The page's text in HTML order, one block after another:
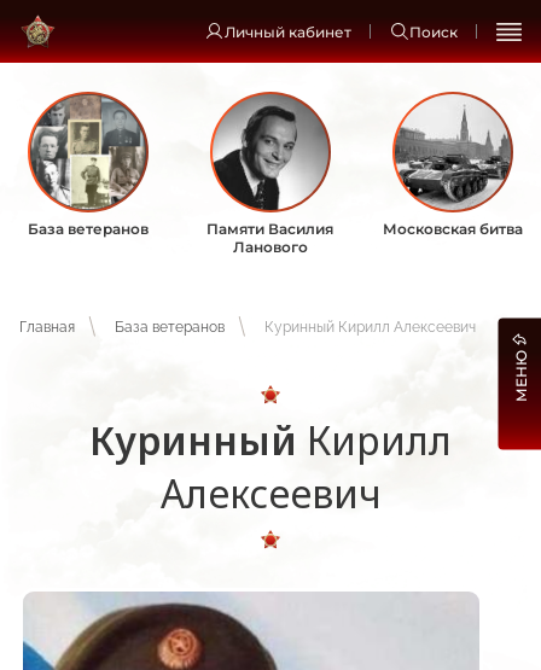
Личный кабинет Поиск
База ветеранов
Памяти Василия
Ланового
Московская битва
Главная База ветеранов Куринный Кирилл Алексеевич
Куринный Кирилл
Алексеевич
МЕНЮ